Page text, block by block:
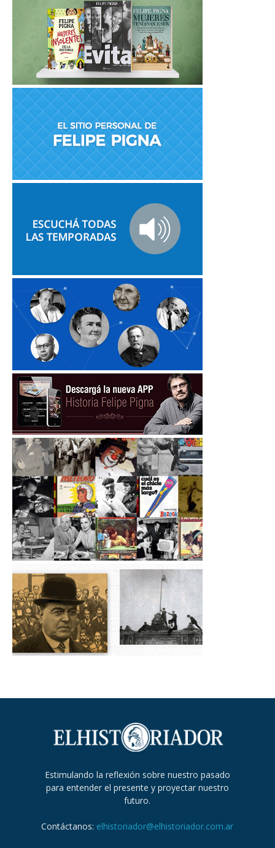
Estimulando la reflexión sobre nuestro pasado
para entender el presente y proyectar nuestro
futuro.
Contáctanos: elhistoriador@elhistoriador.com.ar